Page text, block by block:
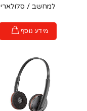
למחשב / סלולארי
מידע נוסף